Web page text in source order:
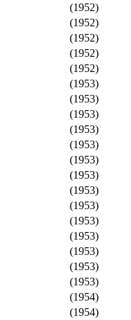
(1952)
(1952)
(1952)
(1952)
(1952)
(1953)
(1953)
(1953)
(1953)
(1953)
(1953)
(1953)
(1953)
(1953)
(1953)
(1953)
(1953)
(1953)
(1953)
(1954)
(1954)